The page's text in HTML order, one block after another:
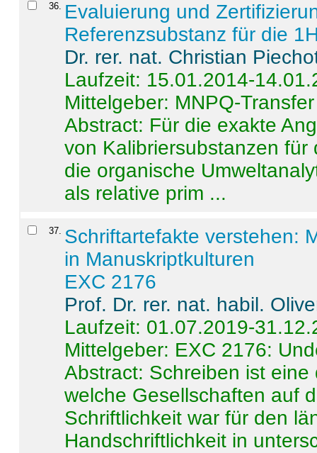
36. Evaluierung und
Referenzsubstanz für die
Dr. rer. nat. Christian
Laufzeit: 15.01.2014-
Mittelgeber: MNPQ-Transfer
Abstract: Für die exakte
von Kalibriersubstanzen
die organische
als relative prim ...
37. Schriftartefakte verstehen:
in Manuskriptkulturen
EXC 2176
Prof. Dr. rer. nat. habil.
Laufzeit: 01.07.2019-
Mittelgeber: EXC 2176:
Abstract: Schreiben ist
welche Gesellschaften auf
Schriftlichkeit war für den
Handschriftlichkeit in